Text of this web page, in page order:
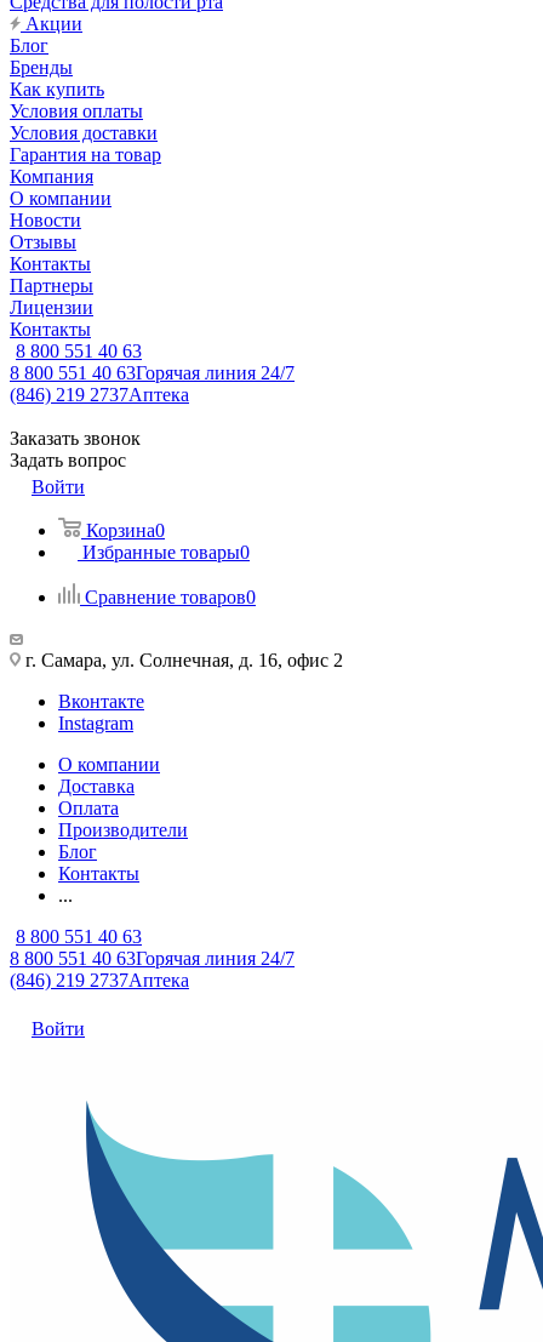
Акции
Блог
Бренды
Как купить
Условия оплаты
Условия доставки
Гарантия на товар
Компания
О компании
Новости
Отзывы
Контакты
Партнеры
Лицензии
Контакты
8 800 551 40 63
8 800 551 40 63Горячая линия 24/7
(846) 219 2737Аптека
Заказать звонок
Задать вопрос
Войти
Корзина0
Избранные товары0
Сравнение товаров0
г. Самара, ул. Солнечная, д. 16, офис 2
Вконтакте
Instagram
О компании
Доставка
Оплата
Производители
Блог
Контакты
...
8 800 551 40 63
8 800 551 40 63Горячая линия 24/7
(846) 219 2737Аптека
Войти